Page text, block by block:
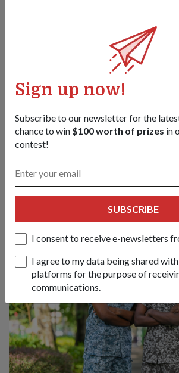
Sign up now!
Subscribe to our newsletter for the
chance to win $100 worth of prizes in
contest!
SUBSCRIBE
I consent to receive e-newsletters
I agree to my data being shared
platforms for the purpose of
communications.
Adik-beradik pengawal
15 Jun 26
keluarga yang membanggakan apabila